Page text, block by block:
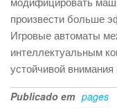
произвести больше
Игровые автоматы
интеллектуальным
устойчивой
Publicado em pages